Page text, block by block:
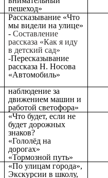
пешеход»
Рассказывание «Что
мы видели на улице»
- Составление
рассказа «Как я иду
в детский сад»
-Пересказывание
рассказа Н. Носова
«Автомобиль»
наблюдение за
движением машин и
работой светофора»
«Что будет, если не
будет дорожных
знаков?
«Гололёд на
дорогах»
«Тормозной путь»
«По улицам города»,
Экскурсии в школу,